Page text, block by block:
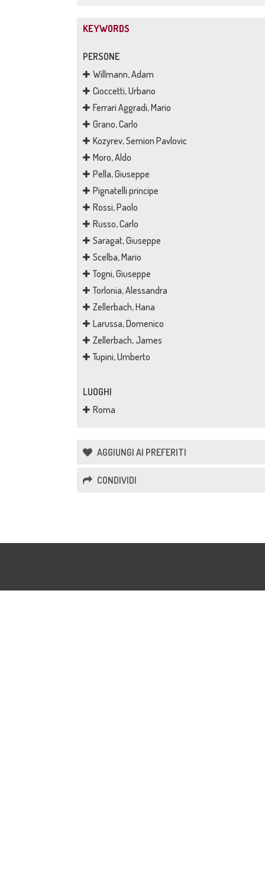
KEYWORDS
PERSONE
Willmann, Adam
Cioccetti, Urbano
Ferrari Aggradi, Mario
Grano, Carlo
Kozyrev, Semion Pavlovic
Moro, Aldo
Pella, Giuseppe
Pignatelli principe
Rossi, Paolo
Russo, Carlo
Saragat, Giuseppe
Scelba, Mario
Togni, Giuseppe
Torlonia, Alessandra
Zellerbach, Hana
Larussa, Domenico
Zellerbach, James
Tupini, Umberto
LUOGHI
Roma
AGGIUNGI AI PREFERITI
CONDIVIDI